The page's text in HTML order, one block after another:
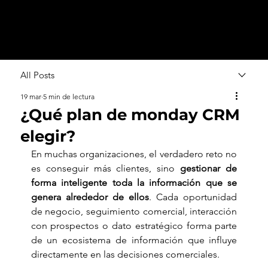
All Posts
¿Qué plan de monday CRM
elegir?
19 mar 5 min de lectura
En muchas organizaciones, el verdadero reto no
es conseguir más clientes, sino gestionar de
forma inteligente toda la información que se
genera alrededor de ellos. Cada oportunidad
de negocio, seguimiento comercial, interacción
con prospectos o dato estratégico forma parte
de un ecosistema de información que influye
directamente en las decisiones comerciales.